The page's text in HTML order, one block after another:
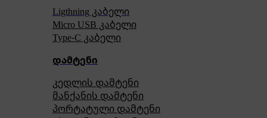
Ligthning კაბელი
Micro USB კაბელი
Type-C კაბელი
დამტენი
კედლის დამტენი
მანქანის დამტენი
პორტატული დამტენი